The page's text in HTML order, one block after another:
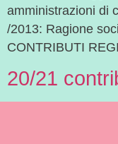
amministrazioni di
/2013: Ragione
CONTRIBUTI
20/21